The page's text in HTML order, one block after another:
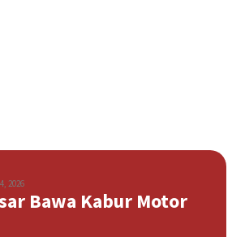
2026
Bawa Kabur Motor